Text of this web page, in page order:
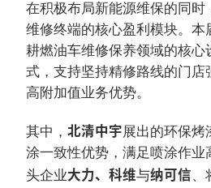
在积极布局新能源维保的同时
维修终端的核心盈利模块。本
耕燃油车维修保养领域的核心
式，支持坚持精修路线的门店
高附加值业务优势。
其中， 北清中宇展出的环保烤
涂一致性优势，满足喷涂作业
头企业大力、科维与纳可信、